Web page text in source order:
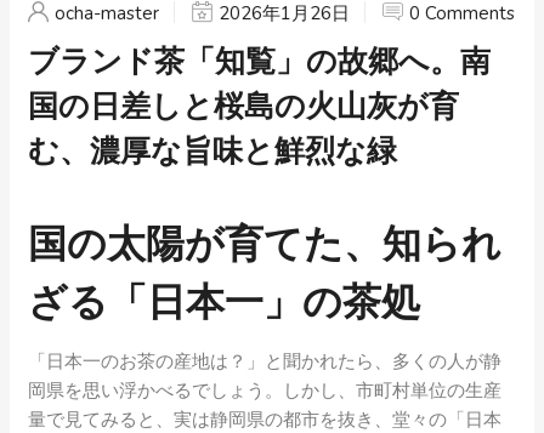
ocha-master 2026年1月26日 0 Comments
ブランド茶「知覧」の故郷へ。南
国の日差しと桜島の火山灰が育
む、濃厚な旨味と鮮烈な緑
国の太陽が育てた、知られ
ざる「日本一」の茶処
「日本一のお茶の産地は？」と聞かれたら、多くの人が静
岡県を思い浮かべるでしょう。しかし、市町村単位の生産
量で見てみると、実は静岡県の都市を抜き、堂々の「日本